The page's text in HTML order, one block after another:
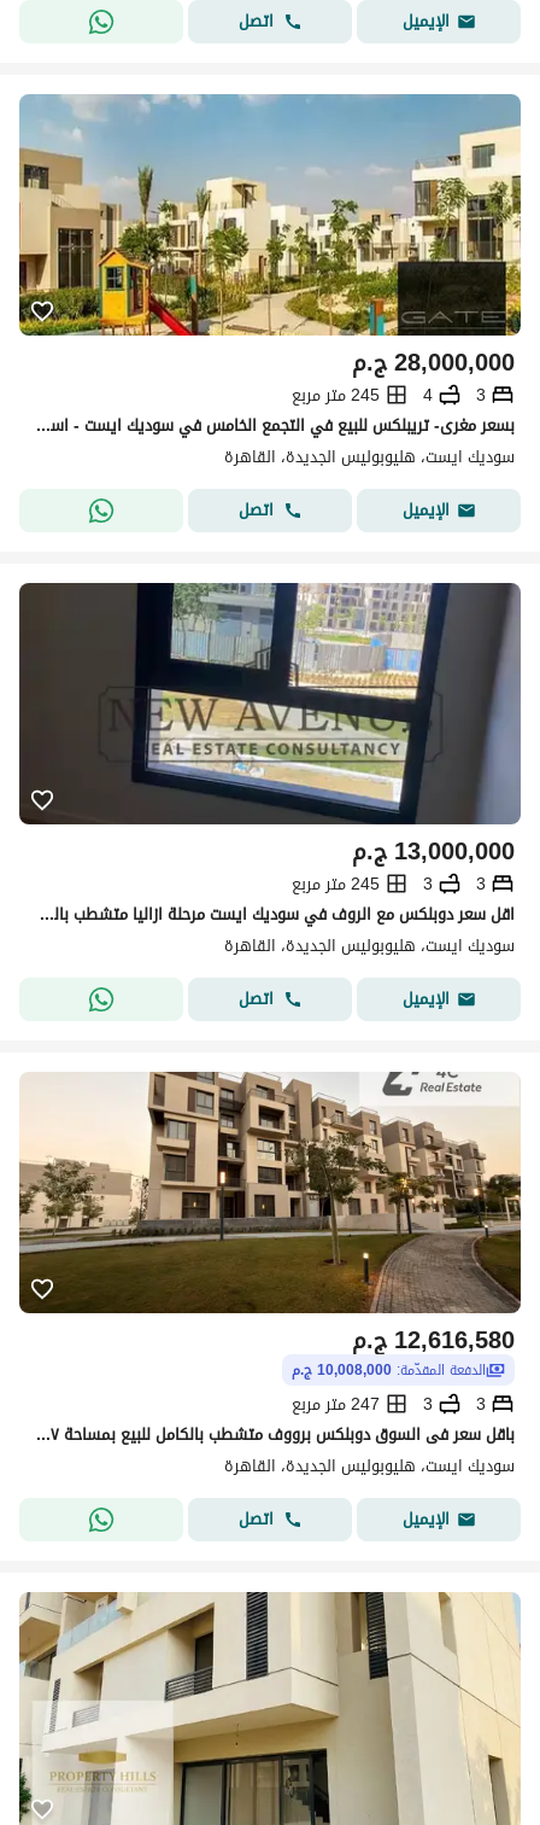
الإيميل
اتصل
ج.م28,000,000
3
4
245 متر مربع
بسعر مغرى- تريبلكس للبيع في التجمع الخامس في سوديك ايست - استلام فورى متشطب بالكامل جاهز للسكن - متاح للتنفيذ الفورى
سوديك ايست، هليوبوليس الجديدة، القاهرة
الإيميل
اتصل
ج.م13,000,000
3
3
245 متر مربع
اقل سعر دوبلكس مع الروف في سوديك ايست مرحلة ازاليا متشطب بالكامل بموقع متميز مباشرةً علي مساحات خضراء بحري بالكامل
سوديك ايست، هليوبوليس الجديدة، القاهرة
الإيميل
اتصل
ج.م12,616,580
الدفعة المقدّمة: 10,008,000 ج.م
3
3
247 متر مربع
باقل سعر فى السوق دوبلكس برووف متشطب بالكامل للبيع بمساحة ٢٤٧ مترًا مربعًا، استلام فورى فيو لاند سكيب في موقع متميز في سوديك إيست.
سوديك ايست، هليوبوليس الجديدة، القاهرة
الإيميل
اتصل